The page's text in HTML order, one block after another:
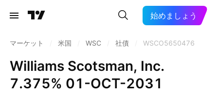
始めましょう
マーケット 米国 WSC 社債 WSCO5650476
Williams Scotsman, Inc.
7.375% 01-OCT-2031